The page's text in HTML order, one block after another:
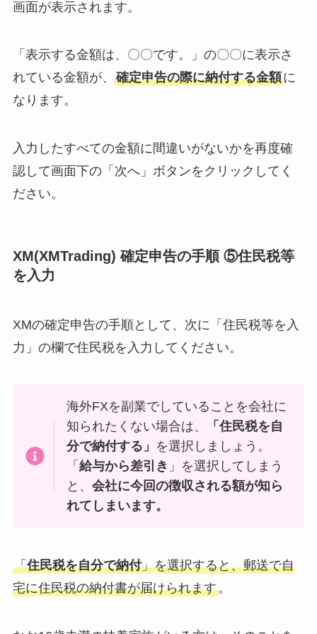
画面が表示されます。
「表示する金額は、〇〇です。」の〇〇に表示さ
れている金額が、 確定申告の際に納付する金額に
なります。
入力したすべての金額に間違いがないかを再度確
認して画面下の「次へ」ボタンをクリックしてく
ださい。
XM(XMTrading) 確定申告の手順 ⑤住民税等
を入力
XMの確定申告の手順として、次に「住民税等を入
力」の欄で住民税を入力してください。
海外FXを副業でしていることを会社に
知られたくない場合は、
「住民税を自
分で納付する」 を選択しましょう。
「給与から差引き 」を選択してしまう
と、会社に今回の徴収される額が知ら
れてしまいます。
「住民税を自分で納付」を選択すると、郵送で自
宅に住民税の納付書が届けられます。